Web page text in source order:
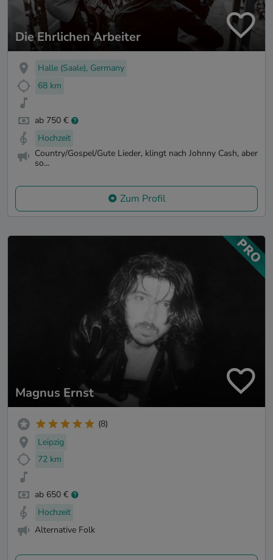
Die Ehrlichen Arbeiter
Halle (Saale), Germany
68 km
ab 750 €
Hochzeit
Country/Gospel/Gute Lieder, klingt nach Johnny Cash, aber
so...
Zum Profil
Magnus Ernst
(8)
Leipzig
72 km
ab 650 €
Hochzeit
Alternative Folk